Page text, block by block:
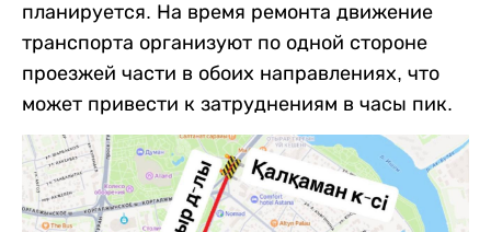
планируется. На время ремонта движение
транспорта организуют по одной стороне
проезжей части в обоих направлениях, что
может привести к затруднениям в часы пик.